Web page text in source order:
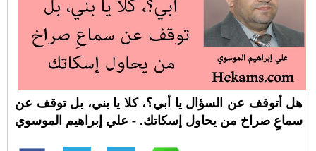
هل أتوقف عن السؤال يا أبي؟، كلا يا بني، بل توقف عن
سماعِ صراخ من يحاول إسكاتك. - علي إبراهيم الموسوي